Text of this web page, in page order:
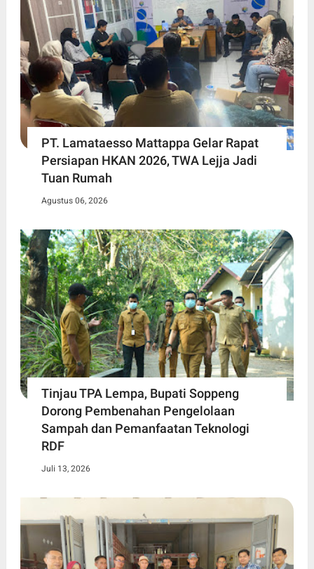
PT. Lamataesso Mattappa Gelar Rapat
Persiapan HKAN 2026, TWA Lejja Jadi
Tuan Rumah
Agustus 06, 2026
Tinjau TPA Lempa, Bupati Soppeng
Dorong Pembenahan Pengelolaan
Sampah dan Pemanfaatan Teknologi
RDF
Juli 13, 2026